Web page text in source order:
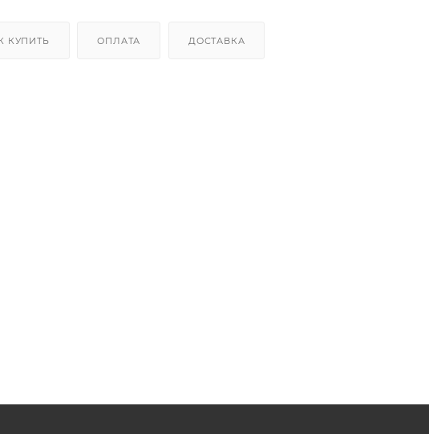
КУПИТЬ ОПЛАТА ДОСТАВКА